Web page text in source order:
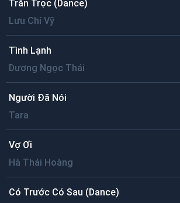
Trằn Trọc (Dance)
Lưu Chí Vỹ
Tình Lạnh
Dương Ngọc Thái
Người Đã Nói
Tara
Vợ Ơi
Hà Thái Hoàng
Có Trước Có Sau (Dance)